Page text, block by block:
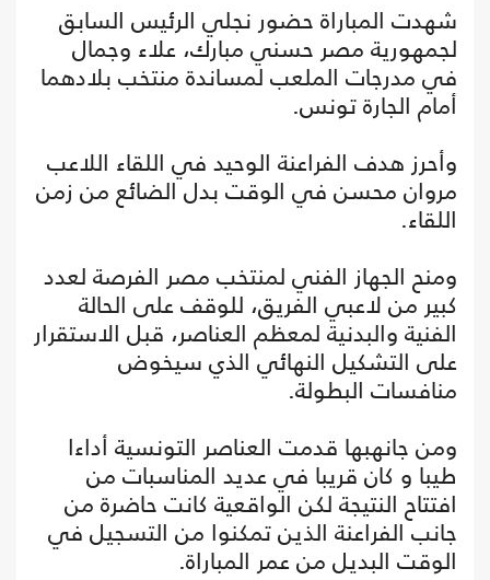
شهدت المباراة حضور نجلي الرئيس السابق
لجمهورية مصر حسني مبارك، علاء وجمال
في مدرجات الملعب لمساندة منتخب بلادهما
أمام الجارة تونس.
وأحرز هدف الفراعنة الوحيد في اللقاء اللاعب
مروان محسن في الوقت بدل الضائع من زمن
اللقاء.
ومنح الجهاز الفني لمنتخب مصر الفرصة لعدد
كبير من لاعبي الفريق، للوقف على الحالة
الفنية والبدنية لمعظم العناصر، قبل الاستقرار
على التشكيل النهائي الذي سيخوض
منافسات البطولة.
ومن جانهبها قدمت العناصر التونسية أداءا
طيبا و كان قريبا في عديد المناسبات من
افتتاح النتيجة لكن الواقعية كانت حاضرة من
جانب الفراعنة الذين تمكنوا من التسجيل في
الوقت البديل من عمر المباراة.